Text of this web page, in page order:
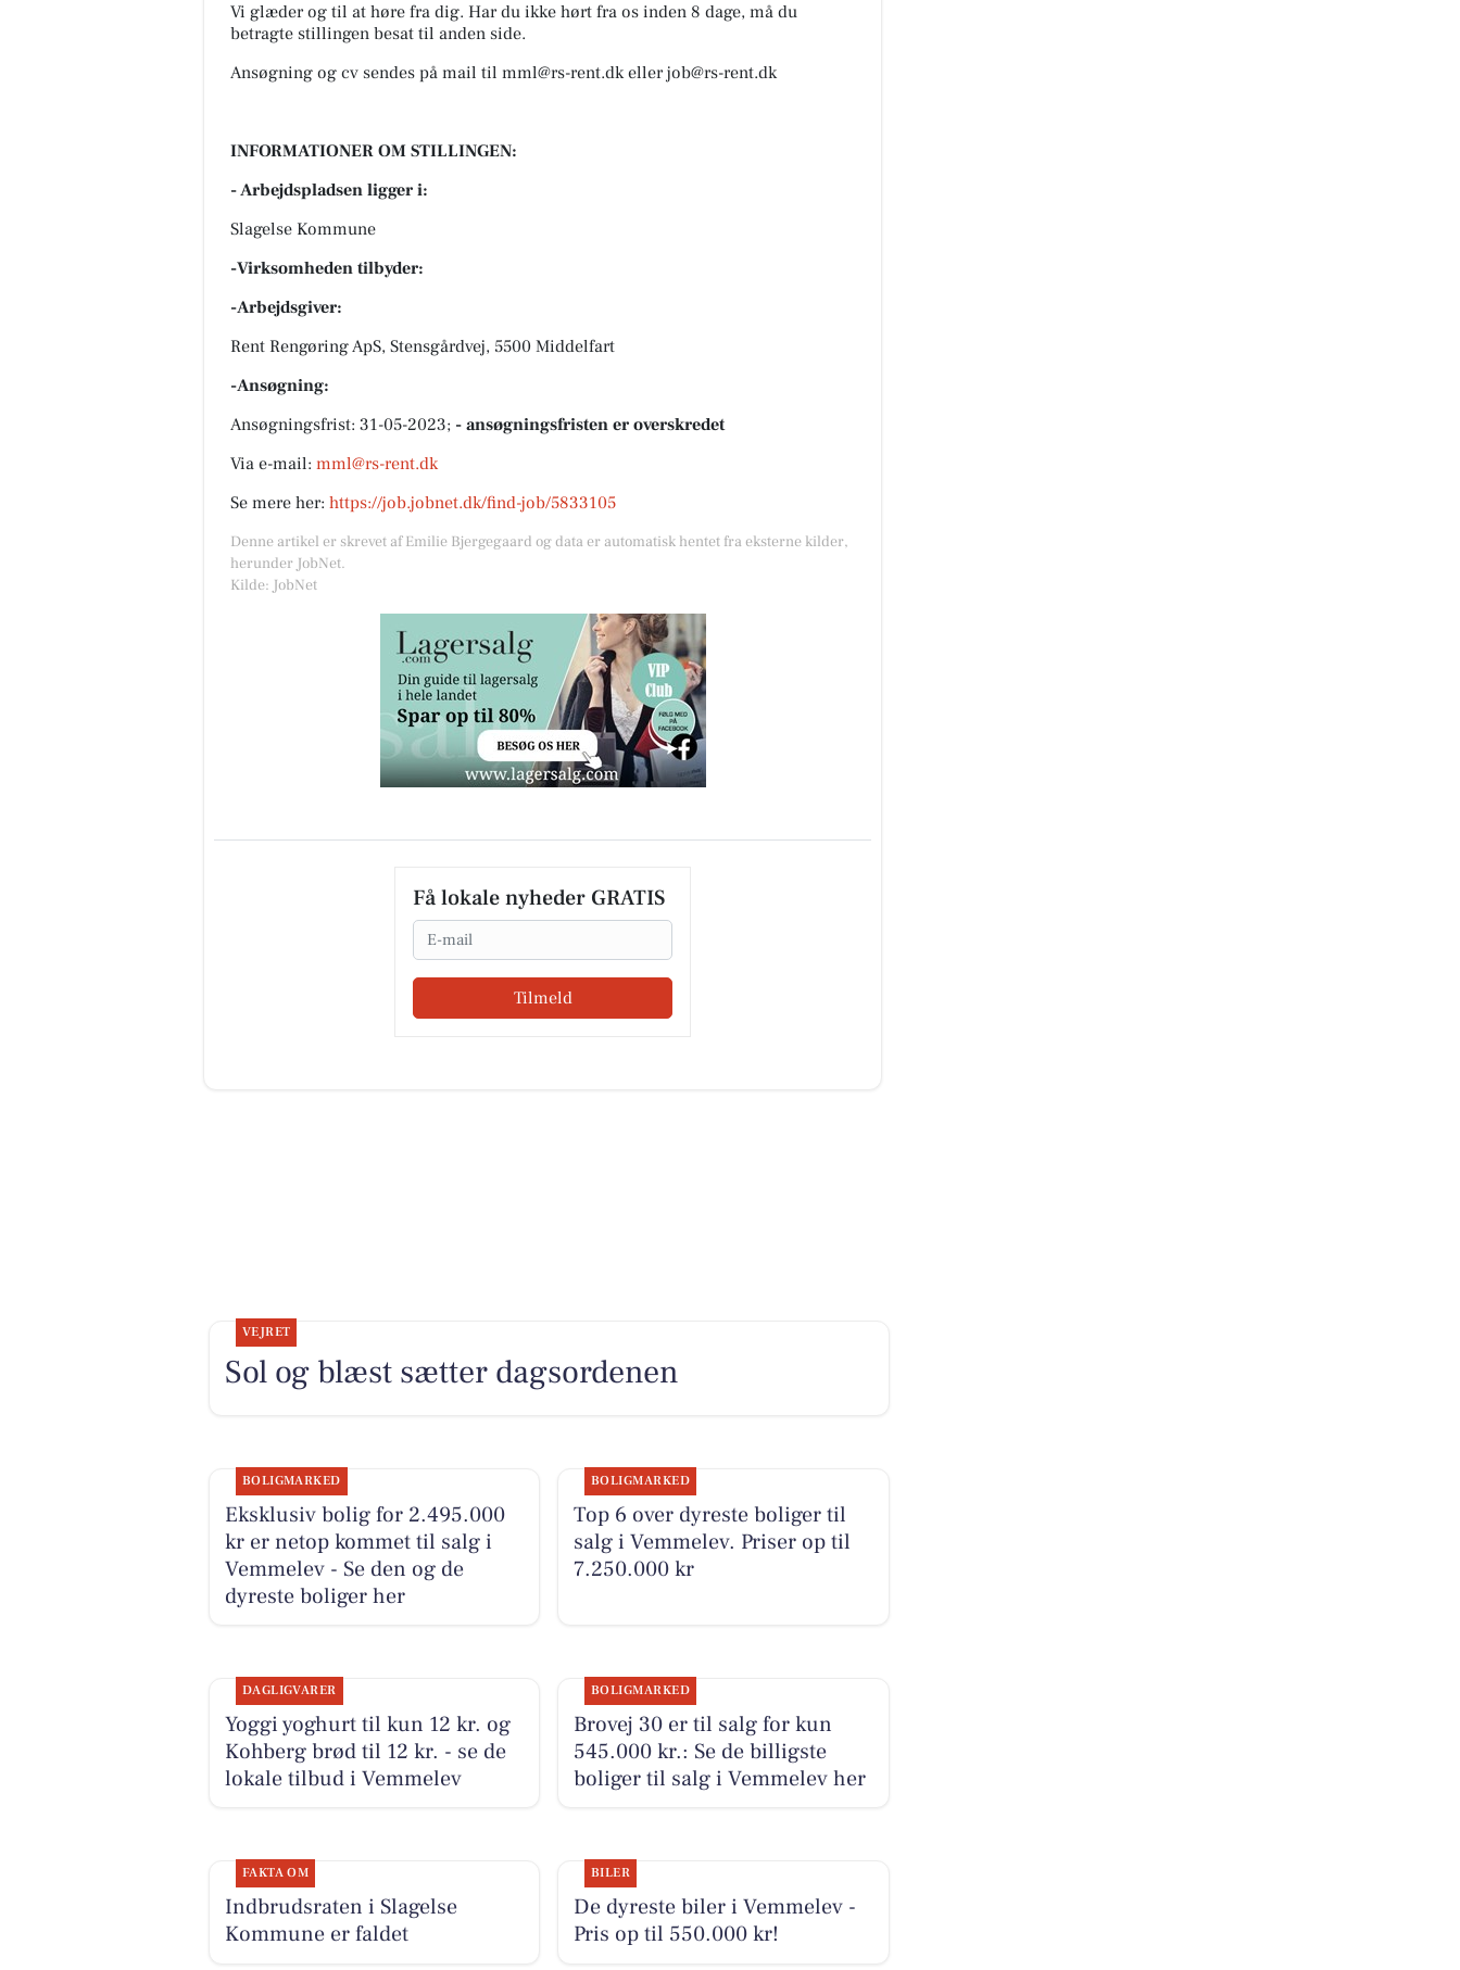
Vi glæder og til at høre fra dig. Har du ikke hørt fra os inden 8 dage, må du
betragte stillingen besat til anden side.
Ansøgning og cv sendes på mail til mml@rs-rent.dk eller job@rs-rent.dk
INFORMATIONER OM STILLINGEN:
- Arbejdspladsen ligger i:
Slagelse Kommune
-Virksomheden tilbyder:
-Arbejdsgiver:
Rent Rengøring ApS, Stensgårdvej, 5500 Middelfart
-Ansøgning:
Ansøgningsfrist: 31-05-2023; - ansøgningsfristen er overskredet
Via e-mail: mml@rs-rent.dk
Se mere her: https://job.jobnet.dk/find-job/5833105
Denne artikel er skrevet af Emilie Bjergegaard og data er automatisk hentet fra eksterne kilder,
herunder JobNet.
Kilde: JobNet
Få lokale nyheder GRATIS
Email
Tilmeld
VEJRET
Sol og blæst sætter dagsordenen
BOLIGMARKED
Eksklusiv bolig for 2.495.000
kr er netop kommet til salg i
Vemmelev - Se den og de
dyreste boliger her
BOLIGMARKED
Top 6 over dyreste boliger til
salg i Vemmelev. Priser op til
7.250.000 kr
DAGLIGVARER
Yoggi yoghurt til kun 12 kr. og
Kohberg brød til 12 kr. - se de
lokale tilbud i Vemmelev
BOLIGMARKED
Brovej 30 er til salg for kun
545.000 kr.: Se de billigste
boliger til salg i Vemmelev her
FAKTA OM
Indbrudsraten i Slagelse
Kommune er faldet
BILER
De dyreste biler i Vemmelev -
Pris op til 550.000 kr!